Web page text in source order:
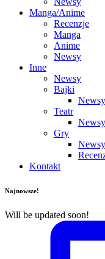
Manga/Anime
Recenzje
Manga
Anime
Newsy
Inne
Newsy
Bajki
Newsy
Teatr
Newsy
Gry
Newsy
Kontakt
Najnowsze!
Will be updated soon!